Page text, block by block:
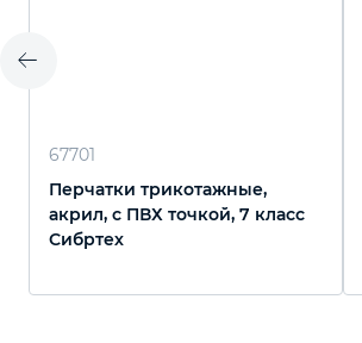
67701
Перчатки трикотажные,
акрил, с ПВХ точкой, 7 класс
Сибртех